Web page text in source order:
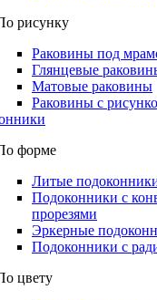
рисунку
Раковины под
Глянцевые
Матовые раковины
Раковины с
форме
Литые
Подоконники с
прорезями
Эркерные
Подоконники с
цвету